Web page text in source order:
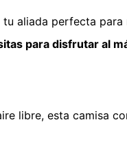
aliada perfecta
para disfrutar al
libre, esta camisa